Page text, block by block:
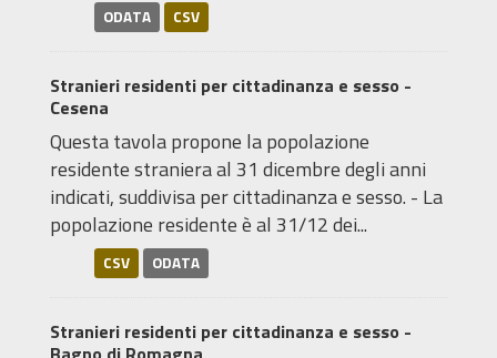
ODATA CSV
Stranieri residenti per cittadinanza e sesso -
Cesena
Questa tavola propone la popolazione
residente straniera al 31 dicembre degli anni
indicati, suddivisa per cittadinanza e sesso. - La
popolazione residente è al 31/12 dei...
CSV ODATA
Stranieri residenti per cittadinanza e sesso -